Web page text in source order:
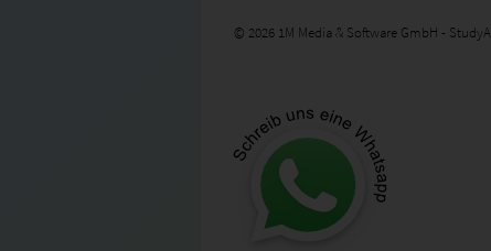
© 2026 1M Media & Software GmbH -